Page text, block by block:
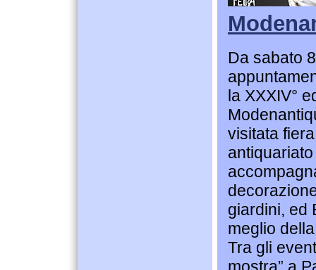
Da sabato
la XXXIV°
visitata
giardini, ed
meglio
Tra gli